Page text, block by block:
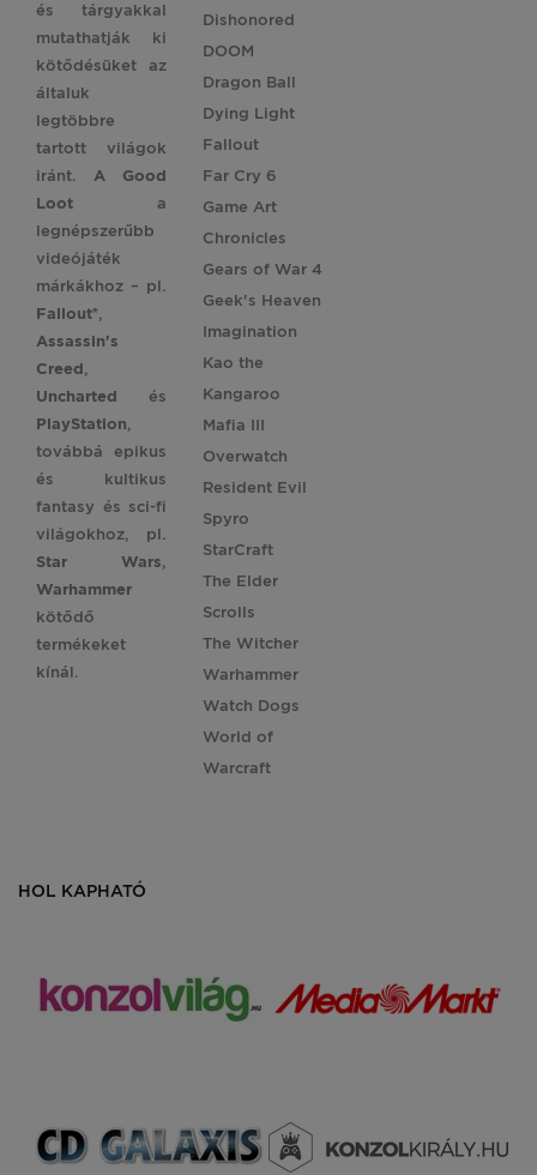
és tárgyakkal
mutathatják ki
kötődésüket az
általuk
legtöbbre
tartott világok
iránt.A Good
Loot a
legnépszerűbb
videójáték
márkákhoz – pl.
Fallout®,
Assassin's
Creed,
Uncharted és
PlayStation,
továbbá epikus
és kultikus
fantasy és sci-fi
világokhoz, pl.
Star
Wars,
Warhammer
kötődő
termékeket
kínál.
Dishonored
DOOM
Dragon Ball
Dying Light
Fallout
Far Cry 6
Game Art
Chronicles
Gears of War 4
Geek's Heaven
Imagination
Kao the
Kangaroo
Mafia III
Overwatch
Resident Evil
Spyro
StarCraft
The Elder
Scrolls
The Witcher
Warhammer
Watch Dogs
World of
Warcraft
HOL KAPHATÓ